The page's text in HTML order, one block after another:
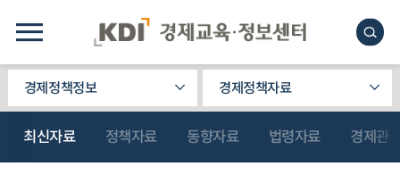
경제정책정보 경제정책자료
최신자료 정책자료 동향자료 법령자료 경제관